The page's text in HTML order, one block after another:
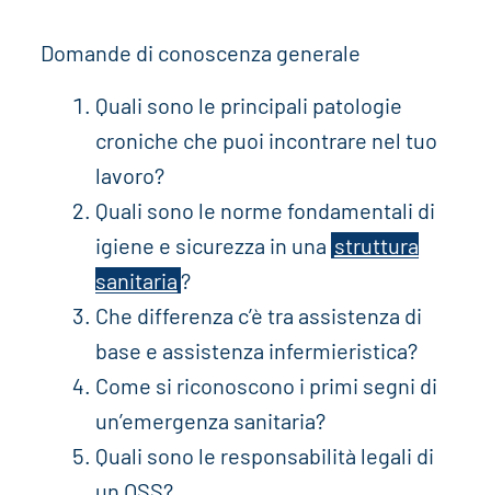
Domande di conoscenza generale
Quali sono le principali patologie
croniche che puoi incontrare nel tuo
lavoro?
Quali sono le norme fondamentali di
igiene e sicurezza in una struttura
sanitaria?
Che differenza c’è tra assistenza di
base e assistenza infermieristica?
Come si riconoscono i primi segni di
un’emergenza sanitaria?
Quali sono le responsabilità legali di